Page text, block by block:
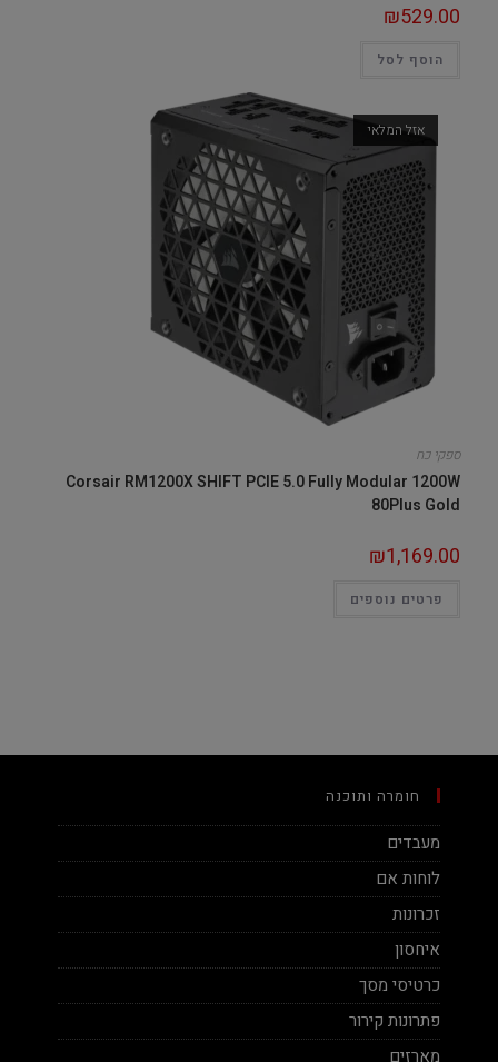
₪529.00
הוסף לסל
אזל המלאי
ספקי כח
Corsair RM1200X SHIFT PCIE 5.0 Fully Modular 1200W
80Plus Gold
₪1,169.00
פרטים נוספים
חומרה ותוכנה
מעבדים
לוחות אם
זכרונות
איחסון
כרטיסי מסך
פתרונות קירור
מארזים